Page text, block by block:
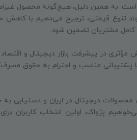
است. به همین دلیل، هیچ‌گونه محصول
تنوع قیمتی، ترجیح می‌دهیم با کاهش
کامل مشتریان تضمین شود.
در پیشرفت بازار دیجیتال و
با پشتیبانی مناسب و احترام به حقوق
دیجیتال در ایران و دستیابی به
پژواک، اولین انتخاب کاربران